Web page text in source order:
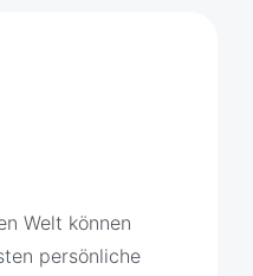
Welt können
persönliche